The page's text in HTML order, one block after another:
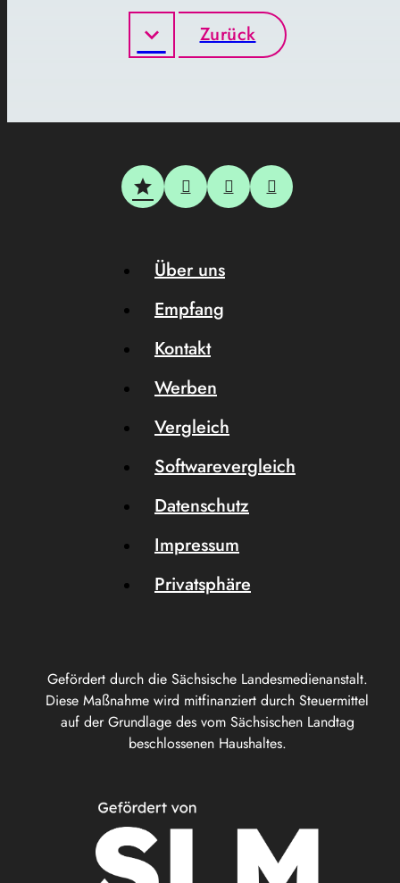
Zurück
Gefördert durch die Sächsische Landesmedienanstalt.
Diese Maßnahme wird mitfinanziert durch Steuermittel
auf der Grundlage des vom Sächsischen Landtag
beschlossenen Haushaltes.
Über uns
Empfang
Kontakt
Werben
Vergleich
Softwarevergleich
Datenschutz
Impressum
Privatsphäre